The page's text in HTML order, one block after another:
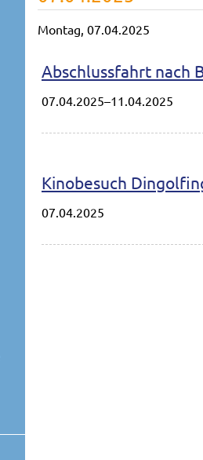
Montag, 07.04.2025
Abschlussfahrt nach
07.04.2025–11.04.2025
Kinobesuch
07.04.2025